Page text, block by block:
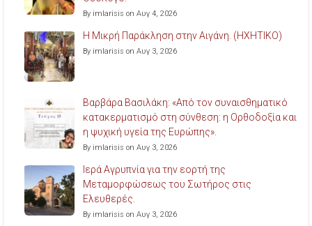
By imlarisis on Αυγ 4, 2026
Η Μικρή Παράκληση στην Αιγάνη. (ΗΧΗΤΙΚΟ)
By imlarisis on Αυγ 3, 2026
Βαρβάρα Βασιλάκη: «Από τον συναισθηματικό
κατακερματισμό στη σύνθεση: η Ορθοδοξία και
η ψυχική υγεία της Ευρώπης».
By imlarisis on Αυγ 3, 2026
Ιερά Αγρυπνία για την εορτή της
Μεταμορφώσεως του Σωτήρος στις
Ελευθερές.
By imlarisis on Αυγ 3, 2026